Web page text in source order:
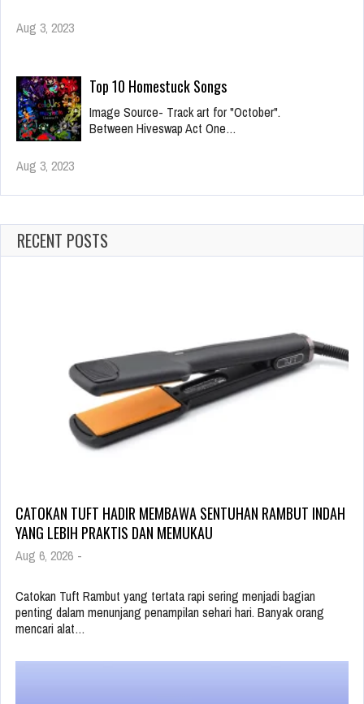
Aug 3, 2023
Top 10 Homestuck Songs
Image Source- Track art for "October".
Between Hiveswap Act One…
Aug 3, 2023
RECENT POSTS
CATOKAN TUFT HADIR MEMBAWA SENTUHAN RAMBUT INDAH
YANG LEBIH PRAKTIS DAN MEMUKAU
Aug 6, 2026 -
Catokan Tuft Rambut yang tertata rapi sering menjadi bagian
penting dalam menunjang penampilan sehari hari. Banyak orang
mencari alat…